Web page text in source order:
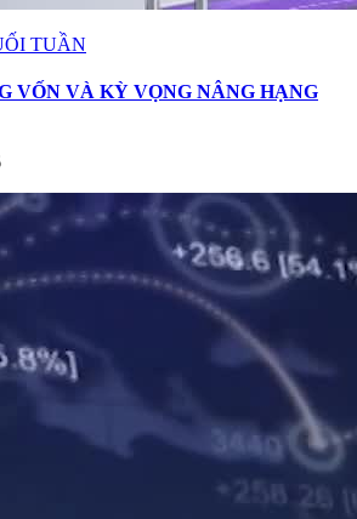
TUẦN
VỐN VÀ KỲ VỌNG NÂNG HẠNG